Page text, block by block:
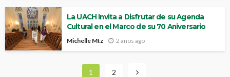
La UACH Invita a Disfrutar de su Agenda
Cultural en el Marco de su 70 Aniversario
Michelle Mtz 2 años ago
1 2